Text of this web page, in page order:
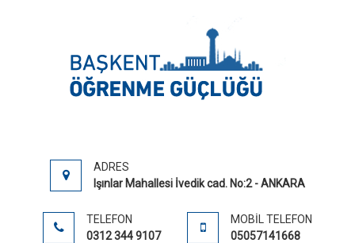
ADRES
Işınlar Mahallesi İvedik cad. No:2 - ANKARA
TELEFON
0312 344 9107
MOBIL TELEFON
05057141668